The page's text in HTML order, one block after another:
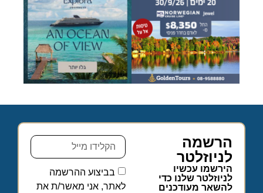
הרשמה
לניוזלטר
הירשמו עכשיו
לניוזלטר שלנו כדי
להשאר מעודכנים
בביצוע ההרשמה
לאתר, אני מאשר/ת את